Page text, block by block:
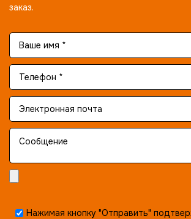
заказ.
Нажимая кнопку "Отправить"